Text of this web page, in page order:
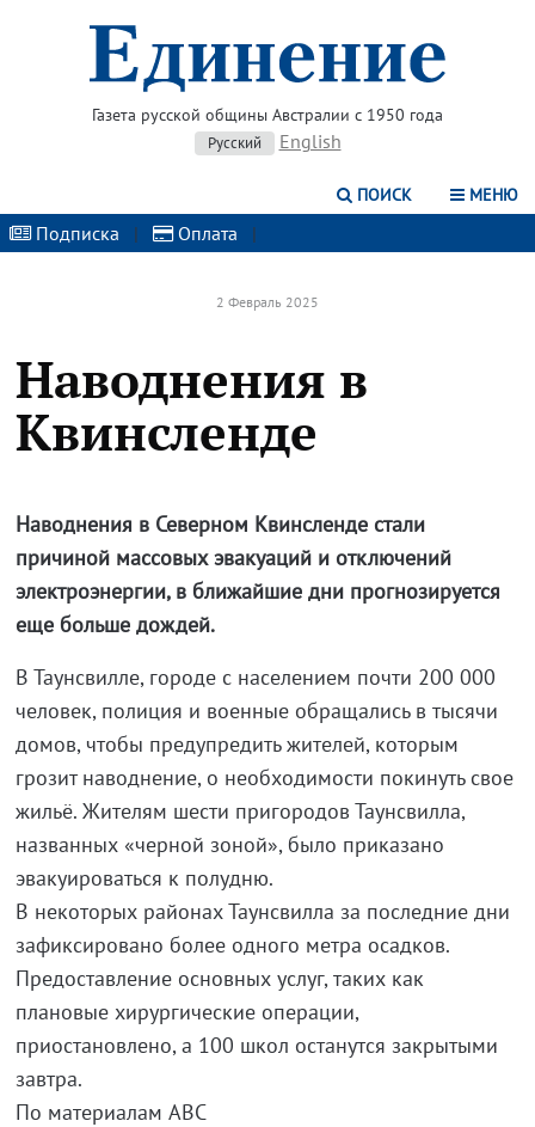
Газета русской общины Австралии с 1950 года
Русский English
ПОИСК МЕНЮ
Подписка | Оплата |
2 Февраль 2025
Наводнения в
Квинсленде
Наводнения в Северном Квинсленде стали
причиной массовых эвакуаций и отключений
электроэнергии, в ближайшие дни прогнозируется
еще больше дождей.
В Таунсвилле, городе с населением почти 200 000
человек, полиция и военные обращались в тысячи
домов, чтобы предупредить жителей, которым
грозит наводнение, о необходимости покинуть свое
жильё. Жителям шести пригородов Таунсвилла,
названных «черной зоной», было приказано
эвакуироваться к полудню.
В некоторых районах Таунсвилла за последние дни
зафиксировано более одного метра осадков.
Предоставление основных услуг, таких как
плановые хирургические операции,
приостановлено, а 100 школ останутся закрытыми
завтра.
По материалам ABC